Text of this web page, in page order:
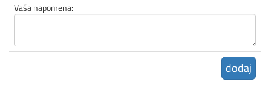
Vaša napomena:
dodaj